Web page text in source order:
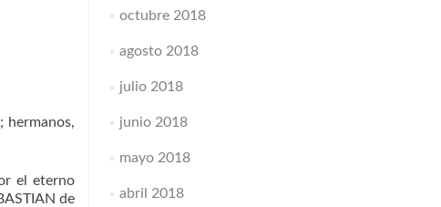
hermanos,
el eterno
de
octubre 2018
agosto 2018
julio 2018
junio 2018
mayo 2018
abril 2018